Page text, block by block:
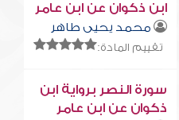
ابن ذكوان عن ابن عامر
محمد يحيى طاهر
تقييم المادة:
سورة النصر برواية ابن
ذكوان عن ابن عامر